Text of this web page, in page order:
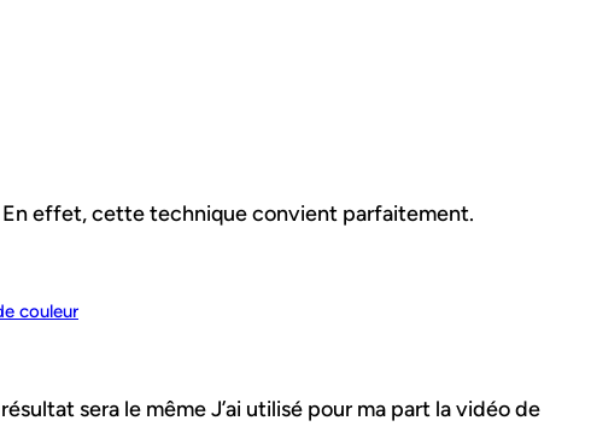
effet, cette technique convient parfaitement.
couleur
sera le même J’ai utilisé pour ma part la vidéo de